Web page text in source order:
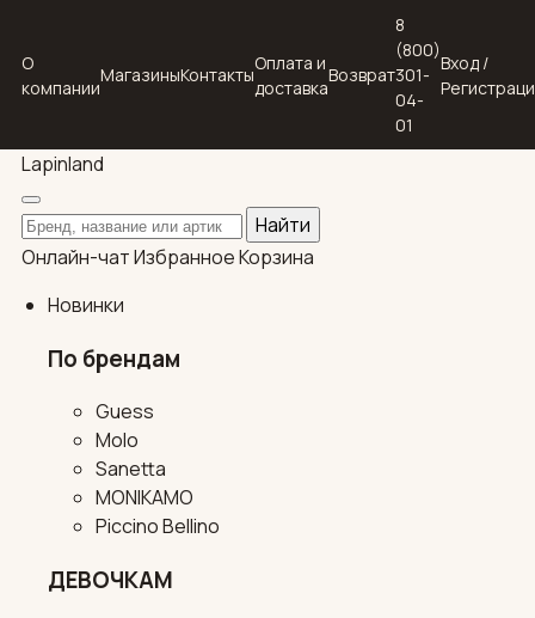
О
компании
МагазиныКонтакты
Оплата и
доставка
Возврат
8
(800)
301-
04-
01
Вход /
Lapinland
Поиск по каталогу
Найти
Онлайн-чатИзбранноеКорзина
Новинки
По брендам
Guess
Molo
Sanetta
MONIKAMO
Piccino Bellino
ДЕВОЧКАМ